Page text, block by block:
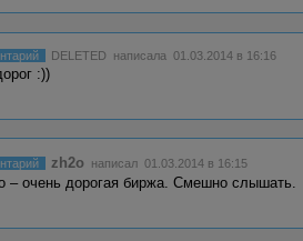
DELETED написала 01.03.2014 в 16:16
:))
zh2o написал 01.03.2014 в 16:15
– очень дорогая биржа. Смешно слышать.